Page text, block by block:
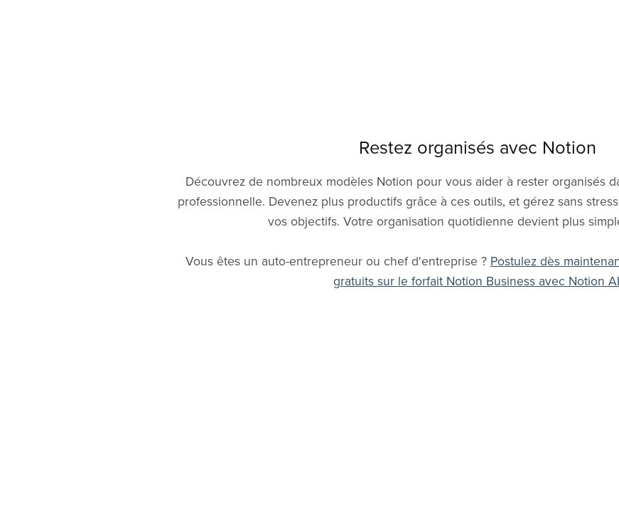
Restez organisés avec Notion
Découvrez de nombreux modèles Notion pour vous aider à rester organisés
professionnelle. Devenez plus productifs grâce à ces outils, et gérez sans
vos objectifs. Votre organisation quotidienne devient plus
Vous êtes un auto-entrepreneur ou chef d'entreprise ? Postulez dès
gratuits sur le forfait Notion Business avec Notion